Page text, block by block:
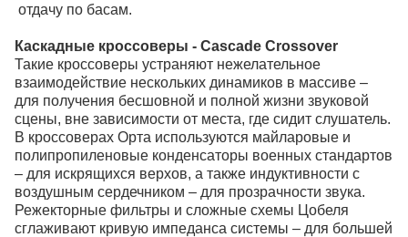
отдачу по басам.
Каскадные кроссоверы - Cascade Crossover
Такие кроссоверы устраняют нежелательное
взаимодействие нескольких динамиков в массиве –
для получения бесшовной и полной жизни звуковой
сцены, вне зависимости от места, где сидит слушатель.
В кроссоверах Орта используются майларовые и
полипропиленовые конденсаторы военных стандартов
– для искрящихся верхов, а также индуктивности с
воздушным сердечником – для прозрачности звука.
Режекторные фильтры и сложные схемы Цобеля
сглаживают кривую импеданса системы – для большей